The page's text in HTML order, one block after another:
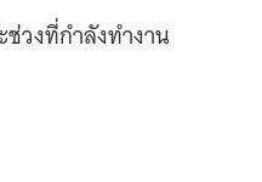
วงที่กำลังทำงาน